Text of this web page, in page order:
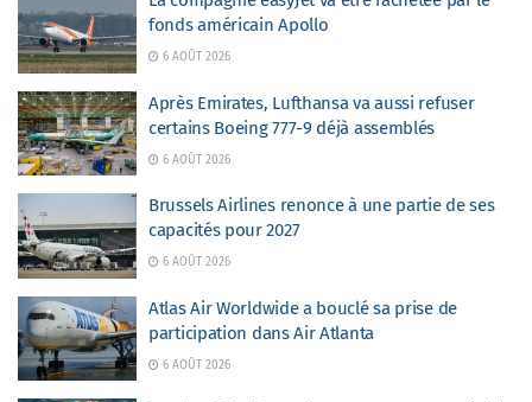
fonds américain Apollo
6 AOÛT 2026
Après Emirates, Lufthansa va aussi refuser
certains Boeing 777-9 déjà assemblés
6 AOÛT 2026
Brussels Airlines renonce à une partie de ses
capacités pour 2027
6 AOÛT 2026
Atlas Air Worldwide a bouclé sa prise de
participation dans Air Atlanta
6 AOÛT 2026